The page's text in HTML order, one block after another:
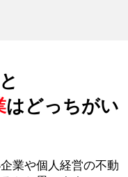
はどっちがい
業や個人経営の不動